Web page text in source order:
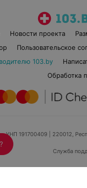
Новости проекта
Пользовательское
103.by
Обработка
УНП 191700409 | 220012,
Служба